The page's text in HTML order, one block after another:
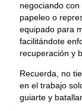
negociando
papeleo o
equipado para
facilitándote
recuperación y
Recuerda, no
en el trabajo
guiarte y